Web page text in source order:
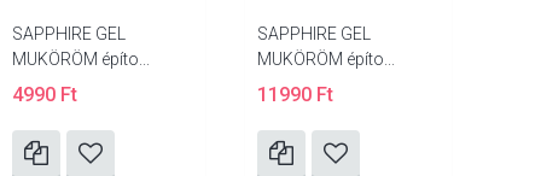
SAPPHIRE GEL
MUKÖRÖM építo...
4990 Ft
SAPPHIRE GEL
MUKÖRÖM építo...
11990 Ft